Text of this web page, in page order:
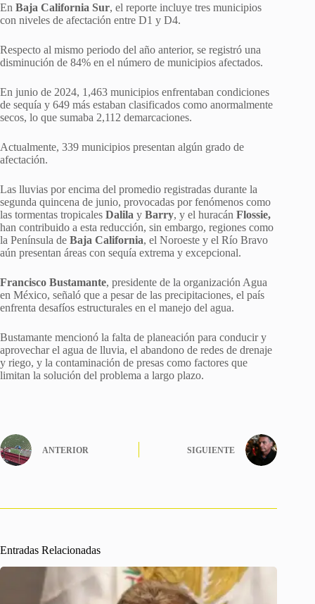
En Baja California Sur, el reporte incluye tres municipios
con niveles de afectación entre D1 y D4.
Respecto al mismo periodo del año anterior, se registró una
disminución de 84% en el número de municipios afectados.
En junio de 2024, 1,463 municipios enfrentaban condiciones
de sequía y 649 más estaban clasificados como anormalmente
secos, lo que sumaba 2,112 demarcaciones.
Actualmente, 339 municipios presentan algún grado de
afectación.
Las lluvias por encima del promedio registradas durante la
segunda quincena de junio, provocadas por fenómenos como
las tormentas tropicales Dalila y Barry, y el huracán Flossie,
han contribuido a esta reducción, sin embargo, regiones como
la Península de Baja California, el Noroeste y el Río Bravo
aún presentan áreas con sequía extrema y excepcional.
Francisco Bustamante, presidente de la organización Agua
en México, señaló que a pesar de las precipitaciones, el país
enfrenta desafíos estructurales en el manejo del agua.
Bustamante mencionó la falta de planeación para conducir y
aprovechar el agua de lluvia, el abandono de redes de drenaje
y riego, y la contaminación de presas como factores que
limitan la solución del problema a largo plazo.
ANTERIOR SIGUIENTE
Entradas Relacionadas